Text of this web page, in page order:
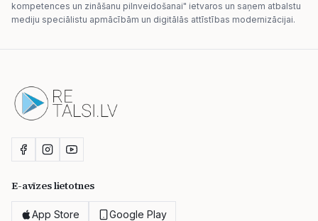
kompetences un zināšanu pilnveidošanai" ietvaros un saņem atbalstu
mediju speciālistu apmācībām un digitālās attīstības modernizācijai.
E-avīzes lietotnes
App Store Google Play